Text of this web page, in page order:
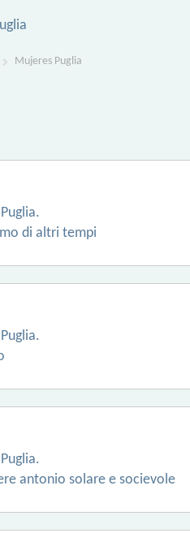
Mujeres Puglia
di altri tempi
antonio solare e socievole